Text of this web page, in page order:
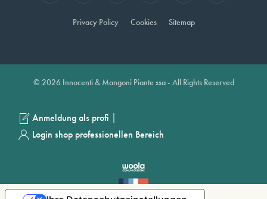
Privacy Policy Cookies Sitemap
© 2026 Innocenti & Mangoni Piante ssa - All Rights Reserved
Anmeldung als profi |
Login shop professionellen Bereich